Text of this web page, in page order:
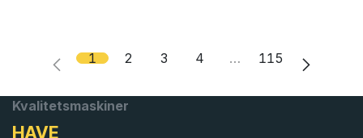
1 2 3 4 … 115
Kvalitetsmaskiner
HAVE